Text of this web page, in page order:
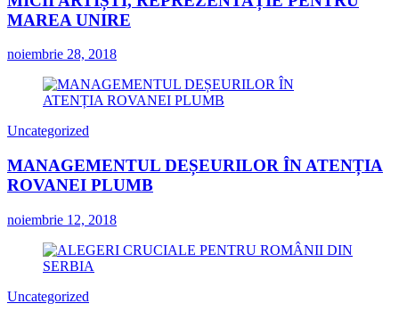
MAREA UNIRE
noiembrie 28, 2018
Uncategorized
MANAGEMENTUL DEȘEURILOR ÎN ATENȚIA
ROVANEI PLUMB
noiembrie 12, 2018
Uncategorized